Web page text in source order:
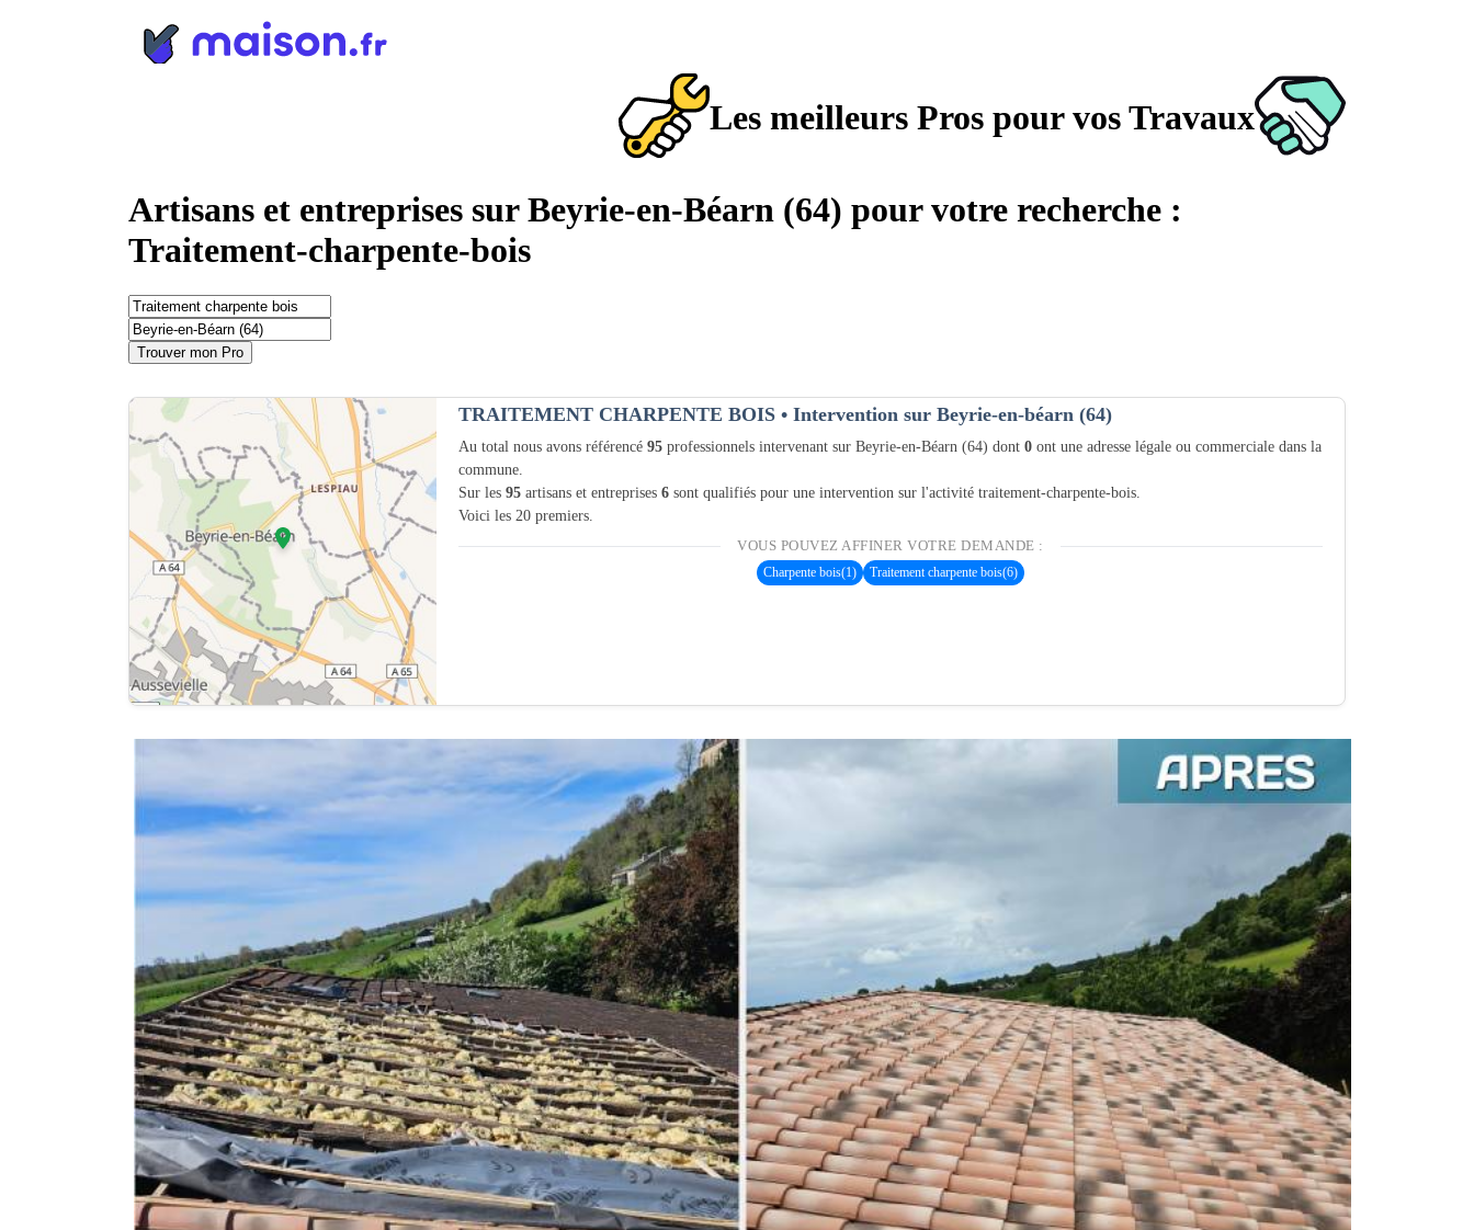
Les meilleurs Pros pour vos Travaux
Artisans et entreprises sur Beyrie-en-Béarn (64) pour votre recherche :
Traitement-charpente-bois
Trouver mon Pro
TRAITEMENT CHARPENTE BOIS • Intervention sur Beyrie-en-béarn (64)
Au total nous avons référencé 95 professionnels intervenant sur Beyrie-en-Béarn (64) dont 0 ont une adresse légale ou commerciale dans la
commune.
Sur les 95 artisans et entreprises 6 sont qualifiés pour une intervention sur l'activité traitement-charpente-bois.
Voici les 20 premiers.
VOUS POUVEZ AFFINER VOTRE DEMANDE :
Charpente bois(1) Traitement charpente bois(6)